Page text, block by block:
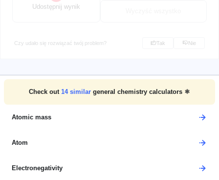
Udostępnij wynik
Czy udało się rozwiązać twój problem? Tak Nie
Check out 14similar general chemistry calculators ⚛️
Atomic mass
Atom
Electronegativity